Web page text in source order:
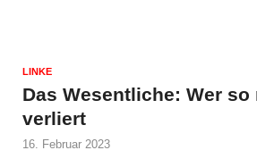
LINKE
Das Wesentliche: Wer so
verliert
16. Februar 2023